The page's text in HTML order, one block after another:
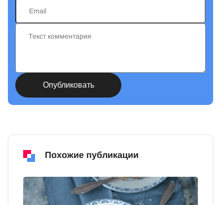
Похожие публикации